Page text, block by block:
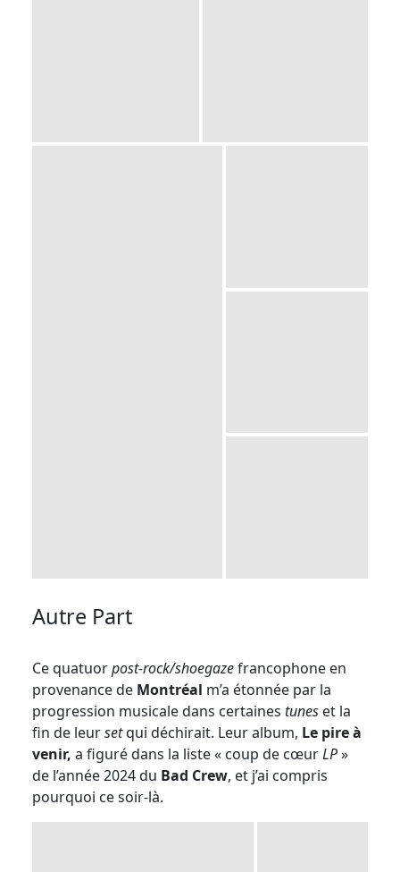
Autre Part
Ce quatuorpost-rock/shoegazefrancophone en
provenance de Montréal m’a étonnée par la
progression musicale dans certaines tunes et la
fin de leursetqui déchirait. Leur album, Le pire à
venir, a figuré dans la liste « coup de cœurLP»
de l’année 2024 du Bad Crew, et j’ai compris
pourquoi ce soir-là.